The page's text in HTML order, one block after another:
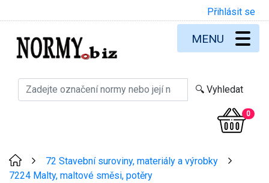
Přihlásit se
0
MENU
72 Stavební suroviny, materiály a výrobky
7224 Malty, maltové směsi, potěry